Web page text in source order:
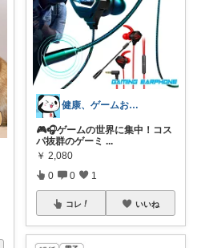
健康、ゲームお役立ち情報
🎮🎧ゲームの世界に集中！コス
パ抜群のゲーミ ...
￥ 2,080
0 0 1
コレ いいね